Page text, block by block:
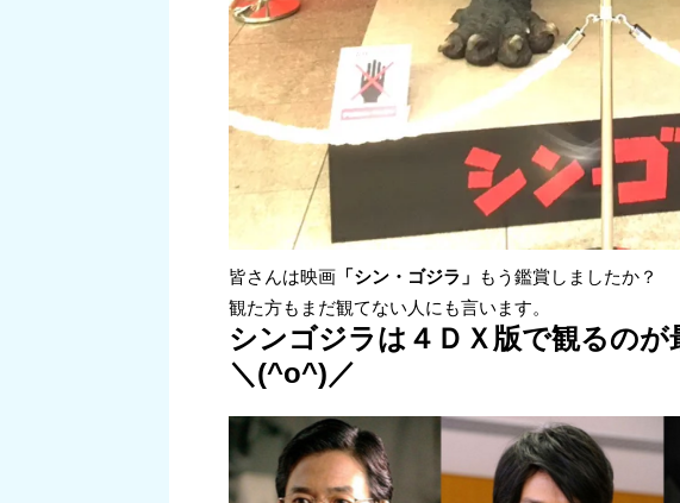
皆さんは映画 「シン・ゴジラ」 もう鑑賞しましたか？
観た方もまだ観てない人にも言います。
シンゴジラは４ＤＸ版で観るのが
＼(^o^)／